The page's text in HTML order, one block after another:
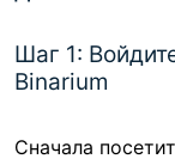
Шаг 1:
Binarium
Сначала